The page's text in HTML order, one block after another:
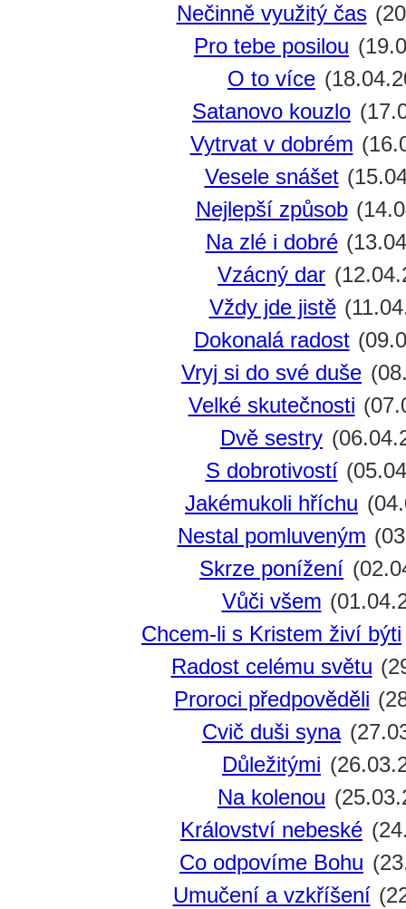
Nečinně využitý čas
Pro tebe posilou
O to více
Satanovo kouzlo
Vytrvat v dobrém
Vesele snášet
Nejlepší způsob
Na zlé i dobré
Vzácný dar
Vždy jde jistě
Dokonalá radost
Vryj si do své duše
Velké skutečnosti
Dvě sestry
S dobrotivostí
Jakémukoli hříchu
Nestal pomluveným
Skrze ponížení
Vůči všem
Chcem-li s Kristem živí býti
Radost celému světu
Proroci předpověděli
Cvič duši syna
Důležitými
Na kolenou
Království nebeské
Co odpovíme Bohu
Umučení a vzkříšení